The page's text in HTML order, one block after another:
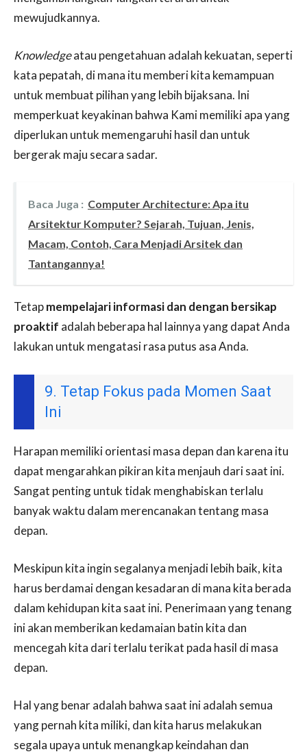
mewujudkannya.
Knowledgeatau pengetahuan adalah kekuatan, seperti
kata pepatah, di mana itu memberi kita kemampuan
untuk membuat pilihan yang lebih bijaksana. Ini
memperkuat keyakinan bahwa Kami memiliki apa yang
diperlukan untuk memengaruhi hasil dan untuk
bergerak maju secara sadar.
Baca Juga : Computer Architecture: Apa itu
Arsitektur Komputer? Sejarah, Tujuan, Jenis,
Macam, Contoh, Cara Menjadi Arsitek dan
Tantangannya!
Tetapmempelajari informasi dan dengan bersikap
proaktif adalah beberapa hal lainnya yang dapat Anda
lakukan untuk mengatasi rasa putus asa Anda.
9. Tetap Fokus pada Momen Saat
Ini
Harapan memiliki orientasi masa depan dan karena itu
dapat mengarahkan pikiran kita menjauh dari saat ini.
Sangat penting untuk tidak menghabiskan terlalu
banyak waktu dalam merencanakan tentang masa
depan.
Meskipun kita ingin segalanya menjadi lebih baik, kita
harus berdamai dengan kesadaran di mana kita berada
dalam kehidupan kita saat ini. Penerimaan yang tenang
ini akan memberikan kedamaian batin kita dan
mencegah kita dari terlalu terikat pada hasil di masa
depan.
Hal yang benar adalah bahwa saat ini adalah semua
yang pernah kita miliki, dan kita harus melakukan
segala upaya untuk menangkap keindahan dan